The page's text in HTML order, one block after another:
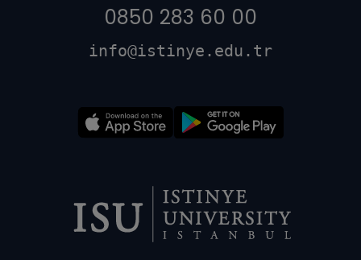
0850 283 60 00
info@istinye.edu.tr